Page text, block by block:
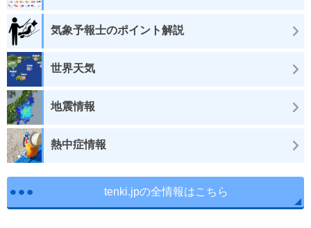
気象予報士のポイント解説
世界天気
地震情報
熱中症情報
tenki.jpの全情報はこちら